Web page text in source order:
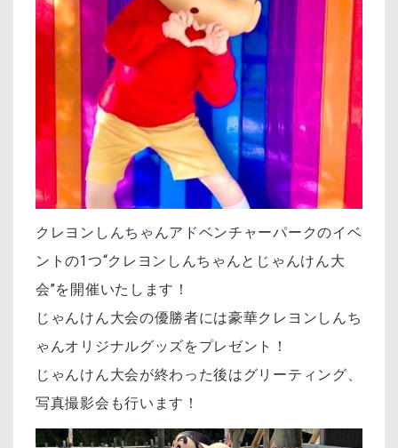
クレヨンしんちゃんアドベンチャーパークのイベ
ントの1つ“クレヨンしんちゃんとじゃんけん大
会”を開催いたします！
じゃんけん大会の優勝者には豪華クレヨンしんち
ゃんオリジナルグッズをプレゼント！
じゃんけん大会が終わった後はグリーティング、
写真撮影会も行います！